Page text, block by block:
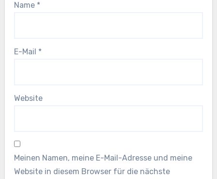
Name *
E-Mail *
Website
Meinen Namen, meine E-Mail-Adresse und meine
Website in diesem Browser für die nächste